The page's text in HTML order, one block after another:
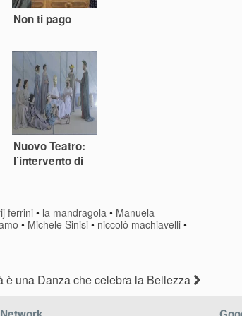
Non ti pago
Nuovo Teatro:
l’intervento di
ferrini • la mandragola • Manuela
• Michele Sinisi • niccolò machiavelli •
è una Danza che celebra la Bellezza